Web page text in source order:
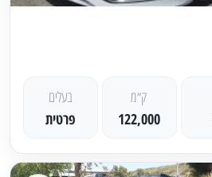
ק״מ
122,000
בעלים
פרטית